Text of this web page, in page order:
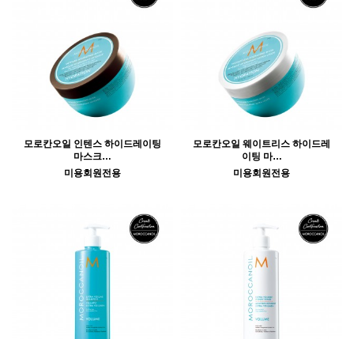
모로칸오일 인텐스 하이드레이팅
마스크…
미용회원전용
모로칸오일 웨이트리스 하이드레
이팅 마…
미용회원전용